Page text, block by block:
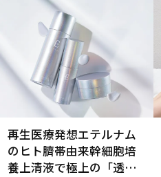
再生医療発想エテルナム
のヒト臍帯由来幹細胞培
養上清液で極上の「透明